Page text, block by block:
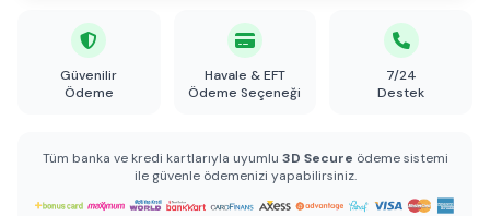
Güvenilir
Ödeme
Havale & EFT
Ödeme Seçeneği
7/24
Destek
Tüm banka ve kredi kartlarıyla uyumlu 3D Secure ödeme sistemi
ile güvenle ödemenizi yapabilirsiniz.